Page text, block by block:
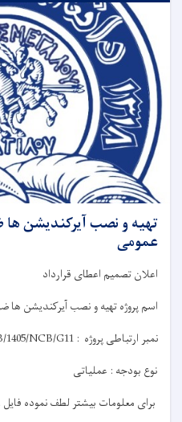
تهیه و نصب آیرکندیشن
عمومی
اعلانتصمیم اعطای قرارداد
اسم پروژهتهیه و نصب آیرکندیشن
نمبر ارتباطی پروژه :
NCB/G11
نوع بودجه : عملیاتی
برای معلومات بیشتر لطف نموده فایل